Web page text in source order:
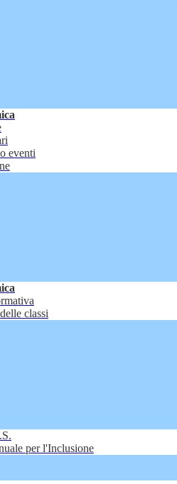
eventi
classi
per l'Inclusione